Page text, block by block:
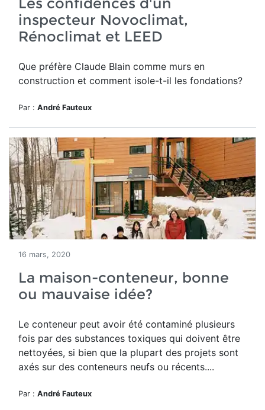
inspecteur Novoclimat,
Rénoclimat et LEED
Que préfère Claude Blain comme murs en
construction et comment isole-t-il les fondations?
Par : André Fauteux
16 mars, 2020
La maison-conteneur, bonne
ou mauvaise idée?
Le conteneur peut avoir été contaminé plusieurs
fois par des substances toxiques qui doivent être
nettoyées, si bien que la plupart des projets sont
axés sur des conteneurs neufs ou récents....
Par : André Fauteux